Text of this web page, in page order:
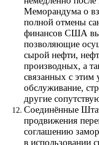
Меморандума о
полной отмены
финансов США
позволяющие
сырой нефти,
производных, а
связанных с этим
обслуживание,
другие
Соединённые
продвижения
соглашению
в использовании